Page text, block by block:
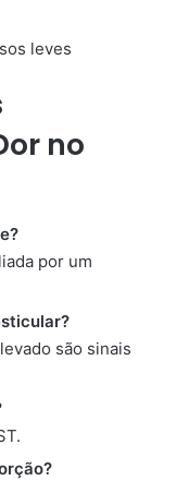
leves
no
por um
são sinais